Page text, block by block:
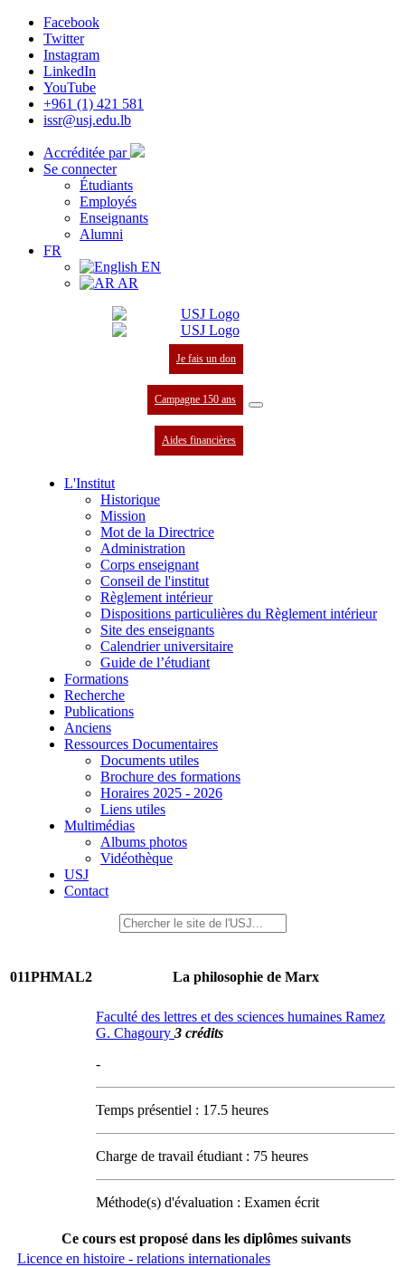
Facebook
Twitter
Instagram
LinkedIn
YouTube
+961 (1) 421 581
issr@usj.edu.lb
Accréditée par
Se connecter
Étudiants
Employés
Enseignants
Alumni
FR
EN
AR
Je fais un don
Campagne 150 ans
Aides financières
L'Institut
Historique
Mission
Mot de la Directrice
Administration
Corps enseignant
Conseil de l'institut
Règlement intérieur
Dispositions particulières du Règlement intérieur
Site des enseignants
Calendrier universitaire
Guide de l’étudiant
Formations
Recherche
Publications
Anciens
Ressources Documentaires
Documents utiles
Brochure des formations
Horaires 2025 - 2026
Liens utiles
Multimédias
Albums photos
Vidéothèque
USJ
Contact
011PHMAL2 La philosophie de Marx
Faculté des lettres et des sciences humaines Ramez
G. Chagoury 3 crédits
-
Temps présentiel : 17.5 heures
Charge de travail étudiant : 75 heures
Méthode(s) d'évaluation : Examen écrit
Ce cours est proposé dans les diplômes suivants
Licence en histoire - relations internationales